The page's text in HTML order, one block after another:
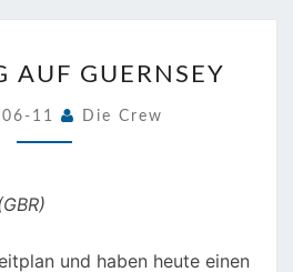
AUF
GUERNSEY
AUF GUERNSEY
11 Die Crew
und haben heute einen